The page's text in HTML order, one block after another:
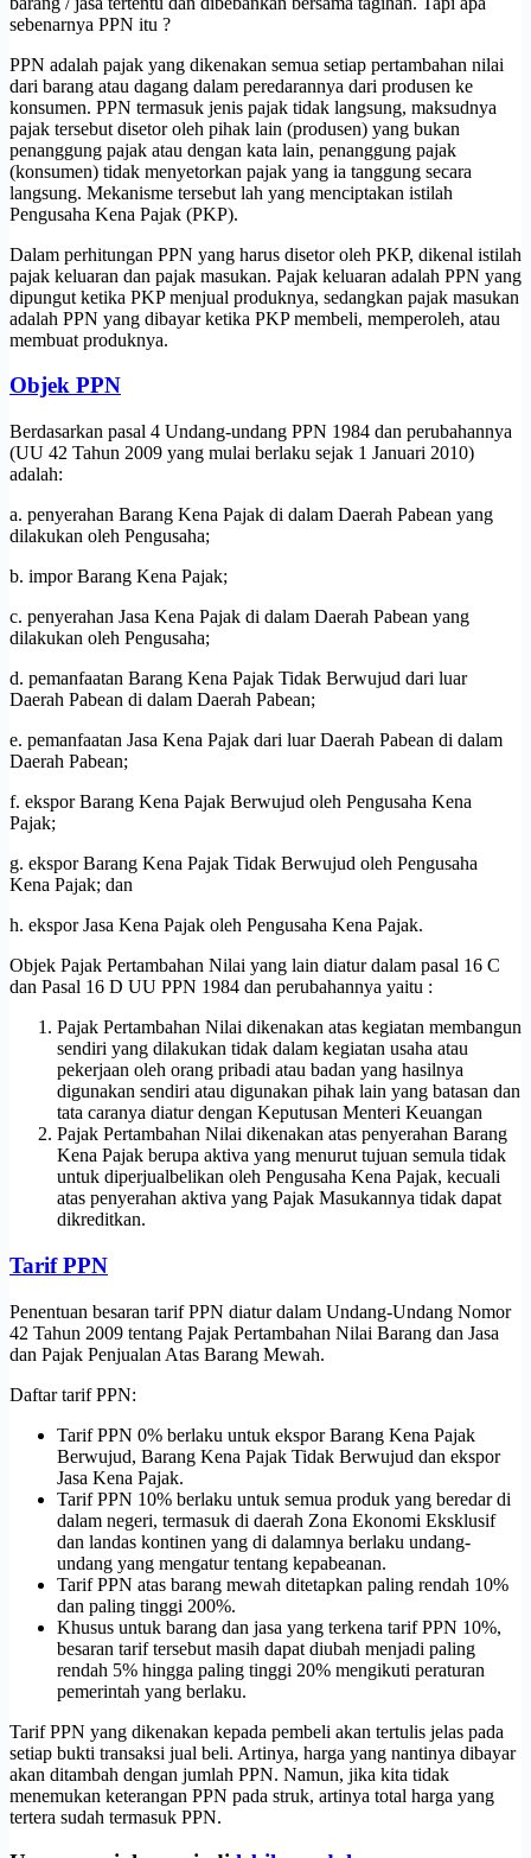
sebenarnya PPN itu ?
PPN adalah pajak yang dikenakan semua setiap pertambahan nilai
dari barang atau dagang dalam peredarannya dari produsen ke
konsumen. PPN termasuk jenis pajak tidak langsung, maksudnya
pajak tersebut disetor oleh pihak lain (produsen) yang bukan
penanggung pajak atau dengan kata lain, penanggung pajak
(konsumen) tidak menyetorkan pajak yang ia tanggung secara
langsung. Mekanisme tersebut lah yang menciptakan istilah
Pengusaha Kena Pajak (PKP).
Dalam perhitungan PPN yang harus disetor oleh PKP, dikenal istilah
pajak keluaran dan pajak masukan. Pajak keluaran adalah PPN yang
dipungut ketika PKP menjual produknya, sedangkan pajak masukan
adalah PPN yang dibayar ketika PKP membeli, memperoleh, atau
membuat produknya.
Objek PPN
Berdasarkan pasal 4 Undang-undang PPN 1984 dan perubahannya
(UU 42 Tahun 2009 yang mulai berlaku sejak 1 Januari 2010)
adalah:
a. penyerahan Barang Kena Pajak di dalam Daerah Pabean yang
dilakukan oleh Pengusaha;
b. impor Barang Kena Pajak;
c. penyerahan Jasa Kena Pajak di dalam Daerah Pabean yang
dilakukan oleh Pengusaha;
d. pemanfaatan Barang Kena Pajak Tidak Berwujud dari luar
Daerah Pabean di dalam Daerah Pabean;
e. pemanfaatan Jasa Kena Pajak dari luar Daerah Pabean di dalam
Daerah Pabean;
f. ekspor Barang Kena Pajak Berwujud oleh Pengusaha Kena
Pajak;
g. ekspor Barang Kena Pajak Tidak Berwujud oleh Pengusaha
Kena Pajak; dan
h. ekspor Jasa Kena Pajak oleh Pengusaha Kena Pajak.
Objek Pajak Pertambahan Nilai yang lain diatur dalam pasal 16 C
dan Pasal 16 D UU PPN 1984 dan perubahannya yaitu :
Pajak Pertambahan Nilai dikenakan atas kegiatan membangun
sendiri yang dilakukan tidak dalam kegiatan usaha atau
pekerjaan oleh orang pribadi atau badan yang hasilnya
digunakan sendiri atau digunakan pihak lain yang batasan dan
tata caranya diatur dengan Keputusan Menteri Keuangan
Pajak Pertambahan Nilai dikenakan atas penyerahan Barang
Kena Pajak berupa aktiva yang menurut tujuan semula tidak
untuk diperjualbelikan oleh Pengusaha Kena Pajak, kecuali
atas penyerahan aktiva yang Pajak Masukannya tidak dapat
dikreditkan.
Tarif PPN
Penentuan besaran tarif PPN diatur dalam Undang-Undang Nomor
42 Tahun 2009 tentang Pajak Pertambahan Nilai Barang dan Jasa
dan Pajak Penjualan Atas Barang Mewah.
Daftar tarif PPN:
Tarif PPN 0% berlaku untuk ekspor Barang Kena Pajak
Berwujud, Barang Kena Pajak Tidak Berwujud dan ekspor
Jasa Kena Pajak.
Tarif PPN 10% berlaku untuk semua produk yang beredar di
dalam negeri, termasuk di daerah Zona Ekonomi Eksklusif
dan landas kontinen yang di dalamnya berlaku undang-
undang yang mengatur tentang kepabeanan.
Tarif PPN atas barang mewah ditetapkan paling rendah 10%
dan paling tinggi 200%.
Khusus untuk barang dan jasa yang terkena tarif PPN 10%,
besaran tarif tersebut masih dapat diubah menjadi paling
rendah 5% hingga paling tinggi 20% mengikuti peraturan
pemerintah yang berlaku.
Tarif PPN yang dikenakan kepada pembeli akan tertulis jelas pada
setiap bukti transaksi jual beli. Artinya, harga yang nantinya dibayar
akan ditambah dengan jumlah PPN. Namun, jika kita tidak
menemukan keterangan PPN pada struk, artinya total harga yang
tertera sudah termasuk PPN.